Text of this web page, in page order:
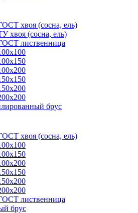
хвоя (сосна, ель)
хвоя (сосна, ель)
лиственница
брус
хвоя (сосна, ель)
лиственница
брус